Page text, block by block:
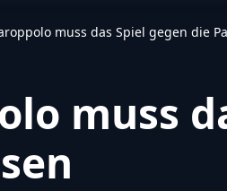
muss das Spiel gegen die
muss